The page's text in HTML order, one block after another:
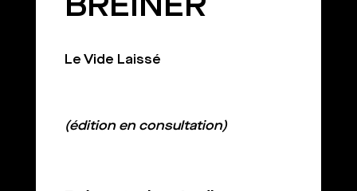
Le Vide Laissé
(édition en consultation)